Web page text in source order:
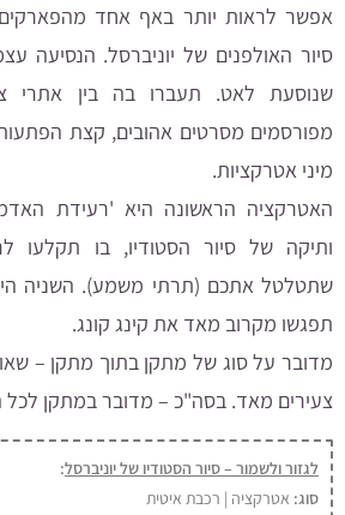
אפשר לראות יותר באף אחד
סיור האולפנים של יוניברסל. הנסיעה
שנוסעת לאט. תעברו בה בין אתרי
מפורסמים מסרטים אהובים, קצת
מיני אטרקציות.
האטרקציה הראשונה היא 'רעידת
ותיקה של סיור הסטודיו, בו תקלעו
תפגשו מקרוב מאד את קינג קונג.
מדובר על סוג של מתקן בתוך מתקן –
צעירים מאד. בסה"כ – מדובר במתקן
לגזור ולשמור – סיור הסטודיו של יוניברסל:
סוג: אטרקציה | רכבת איטית